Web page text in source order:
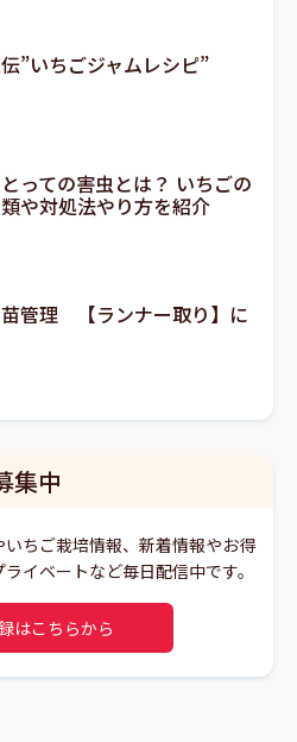
”いちごジャムレシピ”
っての害虫とは？ いちごの
や対処法やり方を紹介
管理 【ランナー取り】に
集中
ちご栽培情報、新着情報やお得
イベートなど毎日配信中です。
はこちらから